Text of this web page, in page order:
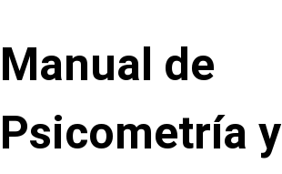
Manual de
Psicometría y